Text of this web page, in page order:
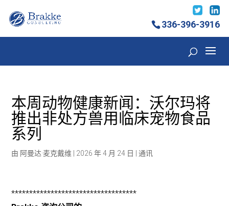
336-396-3916
本周动物健康新闻：沃尔玛将
推出非处方兽用临床宠物食品
系列
由 阿曼达·麦克戴维 2026 年 4 月 24 日 |通讯
***********************************